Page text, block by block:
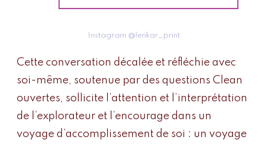
Instagram @lenkar_print
Cette conversation décalée et réfléchie avec
soi-même, soutenue par des questions Clean
ouvertes, sollicite l’attention et l’interprétation
de l’explorateur et l’encourage dans un
voyage d’accomplissement de soi : un voyage